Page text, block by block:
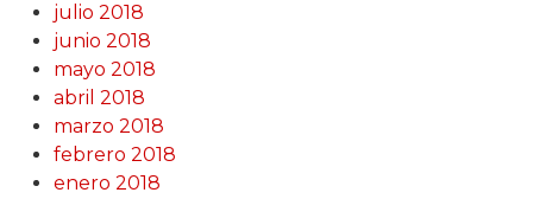
julio 2018
junio 2018
mayo 2018
abril 2018
marzo 2018
febrero 2018
enero 2018